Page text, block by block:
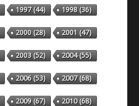
1997(44) 1998(36)
2000(28) 2001 (47)
2003(52) 2004(55)
2006(53) 2007(68)
2009(67) 2010(68)